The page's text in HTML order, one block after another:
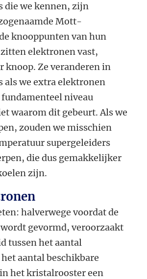
die we kennen, zijn
Mott-
knooppunten van hun
elektronen vast,
knoop. Ze veranderen in
als we extra elektronen
niveau
waarom dit gebeurt. Als we
zouden we misschien
supergeleiders
die dus gemakkelijker
zijn.
halverwege voordat de
gevormd, veroorzaakt
tussen het aantal
aantal beschikbare
het kristalrooster een